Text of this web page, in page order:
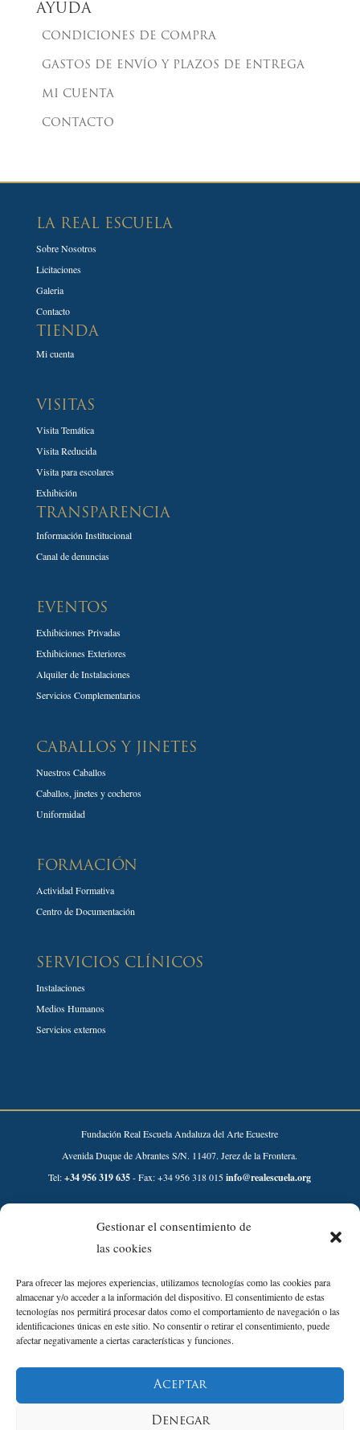
Gestionar el consentimiento de
las cookies
Para ofrecer las mejores experiencias, utilizamos tecnologías como las cookies para
almacenar y/o acceder a la información del dispositivo. El consentimiento de estas
tecnologías nos permitirá procesar datos como el comportamiento de navegación o las
identificaciones únicas en este sitio. No consentir o retirar el consentimiento, puede
afectar negativamente a ciertas características y funciones.
Aceptar
Denegar
AYUDA
CONDICIONES DE COMPRA
GASTOS DE ENVÍO Y PLAZOS DE ENTREGA
MI CUENTA
CONTACTO
LA REAL ESCUELA
Sobre Nosotros
Licitaciones
Galeria
Contacto
TIENDA
Mi cuenta
VISITAS
Visita Temática
Visita Reducida
Visita para escolares
Exhibición
TRANSPARENCIA
Información Institucional
Canal de denuncias
EVENTOS
Exhibiciones Privadas
Exhibiciones Exteriores
Alquiler de Instalaciones
Servicios Complementarios
CABALLOS Y JINETES
Nuestros Caballos
Caballos, jinetes y cocheros
Uniformidad
FORMACIÓN
Actividad Formativa
Centro de Documentación
SERVICIOS CLÍNICOS
Instalaciones
Medios Humanos
Servicios externos
Fundación Real Escuela Andaluza del Arte Ecuestre
Avenida Duque de Abrantes S/N. 11407. Jerez de la Frontera.
Tel:+34 956 319 635- Fax: +34 956 318 015info@realescuela.org
Desarrollado por:
Aviso Legal
Política de Privacidad